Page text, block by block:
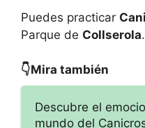
Puedes practicar
Parque de Collserola.
👇Mira también
Descubre el
mundo del